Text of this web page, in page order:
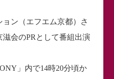
ョン（エフエム京都）さ
会のPRとして番組出演
」内で14時20分頃か